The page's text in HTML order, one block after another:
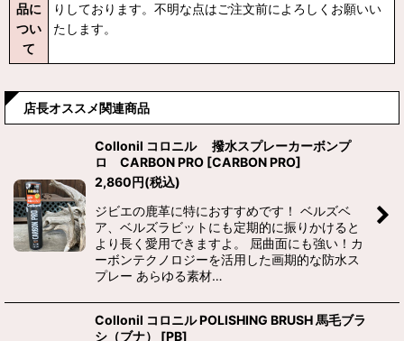
品に
つい
て
りしております。不明な点はご注文前によろしくお願いい
たします。
店長オススメ関連商品
Collonil コロニル 撥水スプレーカーボンプ
ロ CARBON PRO [CARBON PRO]
2,860円(税込)
ジビエの鹿革に特におすすめです！ ベルズベ
ア、ベルズラビットにも定期的に振りかけると
より長く愛用できますよ。 屈曲面にも強い！カ
ーボンテクノロジーを活用した画期的な防水ス
プレー あらゆる素材…
Collonil コロニル POLISHING BRUSH 馬毛ブラ
シ（ブナ）
[PB]